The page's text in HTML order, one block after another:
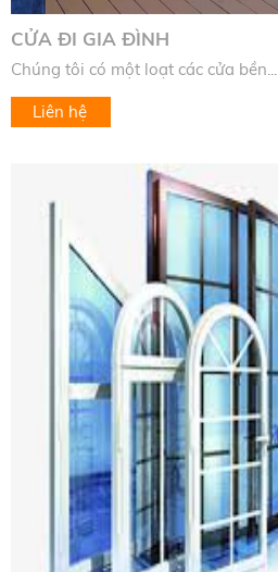
CỬA ĐI GIA ĐÌNH
Chúng tôi có một loạt các cửa bền...
Liên hệ